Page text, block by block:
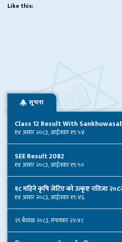
Like this:
सूचना
Class 12 Result With
१४ असार २०८३, आईतवार १९:५४
SEE Result 2082
१४ असार २०८३, आईतवार १९:५०
१८ महिने कृषि जेटिए को उत्कृष्ट नतिजा
१४ असार २०८३, आईतवार १९:४६
२९ बैशाख २०८३, मंगलवार २२:४८